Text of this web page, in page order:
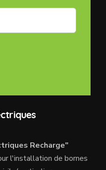
Recharge"
l'installation de bornes